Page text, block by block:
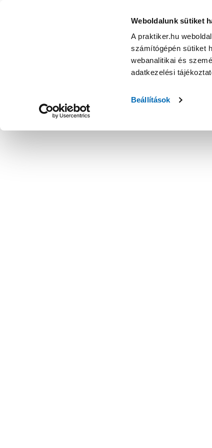
Weboldalunk sütiket
A praktiker.hu
számítógépén sütiket
webanalitikai és
adatkezelési
Beállítások